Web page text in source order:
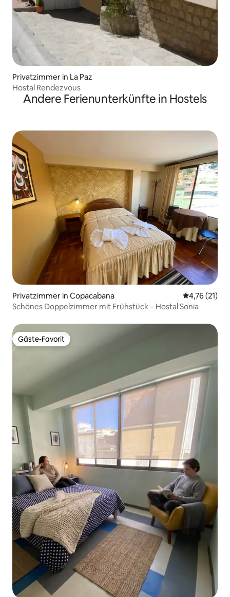
Privatzimmer in La Paz
Hostal Rendezvous
Andere Ferienunterkünfte in Hostels
Privatzimmer in Copacabana
4,76 (21)
Schönes Doppelzimmer mit Frühstück – Hostal Sonia
Gäste-Favorit
Gäste-Favorit